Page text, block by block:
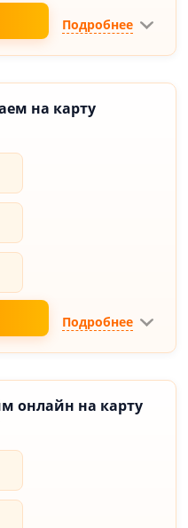
Подробнее
на карту
Подробнее
онлайн на карту